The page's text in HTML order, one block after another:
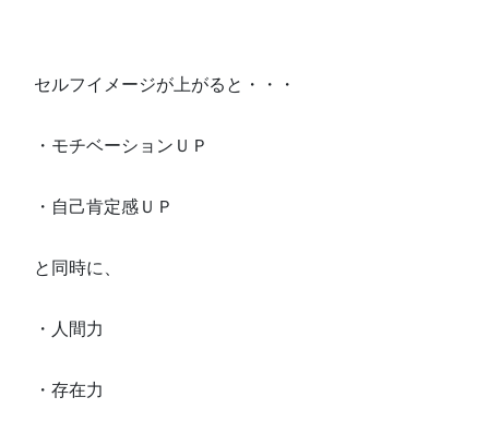
セルフイメージが上がると・・・
・モチベーションＵＰ
・自己肯定感ＵＰ
と同時に、
・人間力
・存在力